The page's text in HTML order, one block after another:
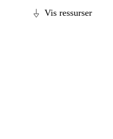
Vis ressurser